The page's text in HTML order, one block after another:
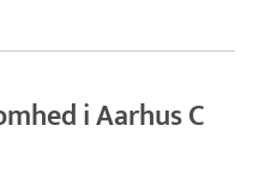
i Aarhus C